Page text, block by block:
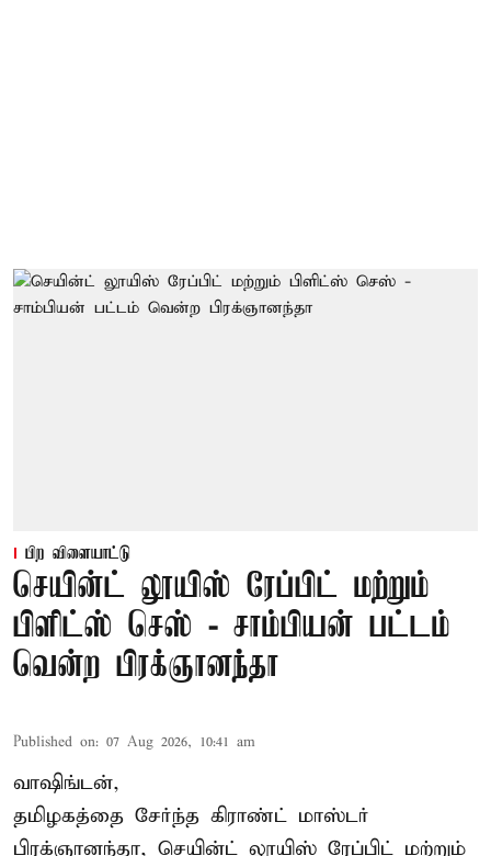
பிற விளையாட்டு
செயின்ட் லூயிஸ் ரேப்பிட் மற்றும்
பிளிட்ஸ் செஸ் - சாம்பியன் பட்டம்
வென்ற பிரக்ஞானந்தா
Published on: 07 Aug 2026, 10:41 am
வாஷிங்டன்,
தமிழகத்தை சேர்ந்த கிராண்ட் மாஸ்டர்
பிரக்ஞானந்தா, செயின்ட் லூயிஸ் ரேப்பிட் மற்றும்